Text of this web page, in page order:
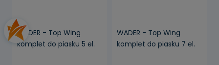
WADER - Top Wing
komplet do piasku 5 el.
WADER - Top Wing
komplet do piasku 7 el.